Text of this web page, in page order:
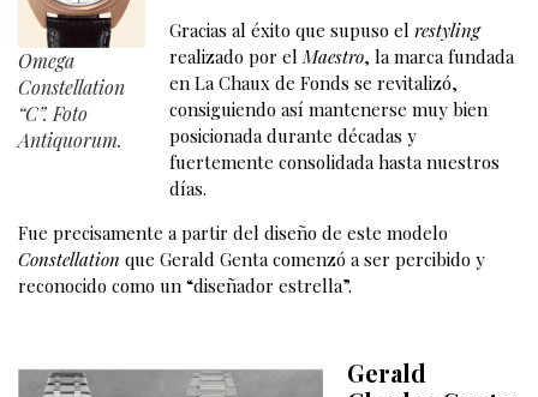
Omega
Constellation
“C”. Foto
Antiquorum.
Gracias al éxito que supuso el restyling
realizado por elMaestro, la marca fundada
en La Chaux de Fonds se revitalizó,
consiguiendo así mantenerse muy bien
posicionada durante décadas y
fuertemente consolidada hasta nuestros
días.
Fue precisamente a partir del diseño de este modelo
Constellation que Gerald Genta comenzó a ser percibido y
reconocido como un “diseñador estrella”.
Gerald